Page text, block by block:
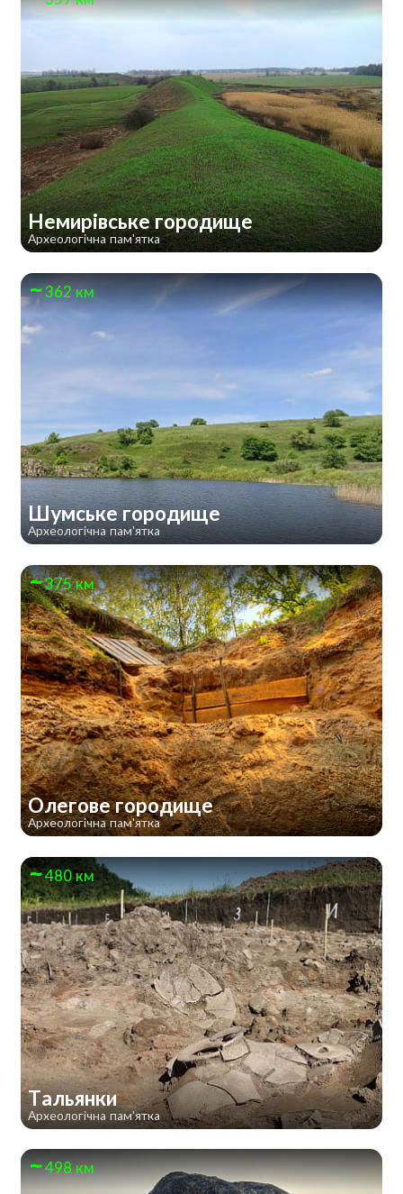
Немирівське городище
Археологічна пам'ятка
362 км
Шумське городище
Археологічна пам'ятка
375 км
Олегове городище
Археологічна пам'ятка
480 км
Тальянки
Археологічна пам'ятка
498 км